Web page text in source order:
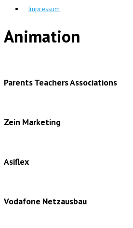
Impressum
Animation
Parents Teachers Associations
Zein Marketing
Asiflex
Vodafone Netzausbau